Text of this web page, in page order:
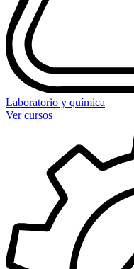
Laboratorio y química
Ver cursos